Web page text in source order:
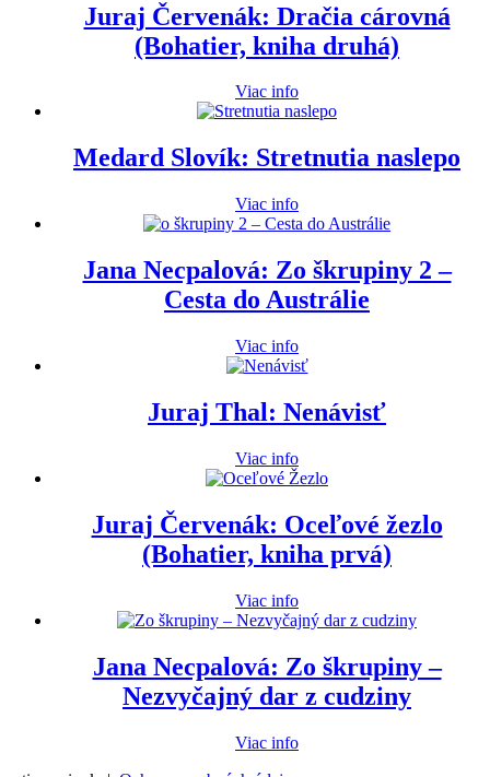
Juraj Červenák: Dračia cárovná
(Bohatier, kniha druhá)
Viac info
Medard Slovík: Stretnutia naslepo
Viac info
Jana Necpalová: Zo škrupiny 2 –
Cesta do Austrálie
Viac info
Juraj Thal: Nenávisť
Viac info
Juraj Červenák: Oceľové žezlo
(Bohatier, kniha prvá)
Viac info
Jana Necpalová: Zo škrupiny –
Nezvyčajný dar z cudziny
Viac info